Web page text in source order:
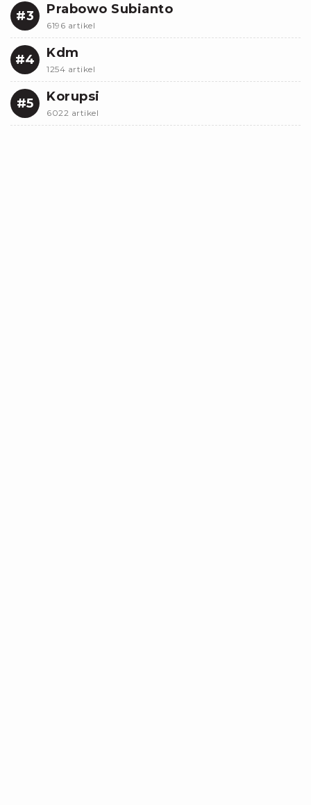
#3 Prabowo Subianto
6196 artikel
#4 Kdm
1254 artikel
#5 Korupsi
6022 artikel